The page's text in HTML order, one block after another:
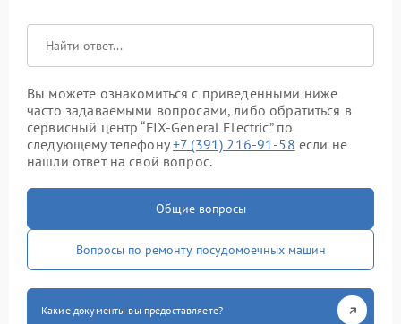
Вы можете ознакомиться с приведенными ниже
часто задаваемыми вопросами, либо обратиться в
сервисный центр “FIX-General Electric” по
следующему телефону+7 (391) 216-91-58 если не
нашли ответ на свой вопрос.
Общие вопросы
Вопросы по ремонту посудомоечных машин
Какие документы вы предоставляете?